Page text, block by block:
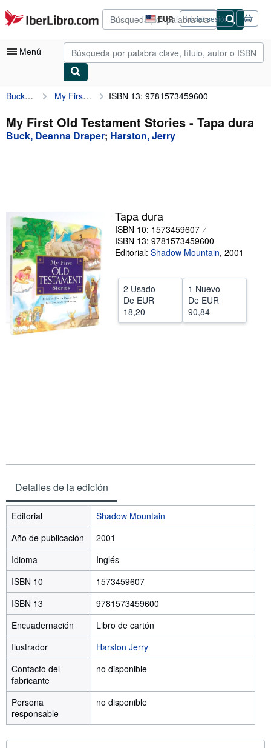
Pasar al contenido principal
IberLibro.com EUR
Preferencias
de
compra
del
Iniciar sesión
Menú
Mi cuenta
Consultar mis pedidos
Búsqueda avanzada
Vendedores
Comenzar a vender
Ayuda
CERRAR
Buck, Deanna Draper My First Old Testament Stories ISBN 13: 9781573459600
My First Old Testament Stories - Tapa dura
Buck, Deanna Draper; Harston, Jerry
Tapa dura
ISBN 10: 1573459607
ISBN 13: 9781573459600
Editorial: Shadow Mountain, 2001
2 Usado
De EUR
18,20
1 Nuevo
De EUR
90,84
Detalles de la edición
Editorial
Shadow Mountain
Año de publicación
2001
Idioma
Inglés
ISBN 10
1573459607
ISBN 13
9781573459600
Encuadernación
Libro de cartón
Ilustrador
Harston Jerry
Contacto del
fabricante
no disponible
Persona
responsable
no disponible